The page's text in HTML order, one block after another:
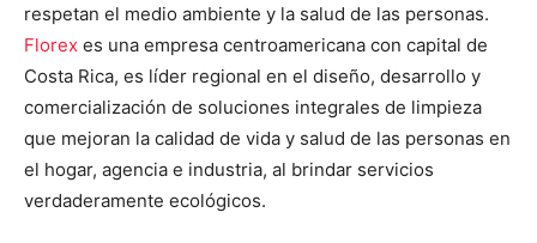
respetan el medio ambiente y la salud de las personas.
Florex es una empresa centroamericana con capital de
Costa Rica, es líder regional en el diseño, desarrollo y
comercialización de soluciones integrales de limpieza
que mejoran la calidad de vida y salud de las personas en
el hogar, agencia e industria, al brindar servicios
verdaderamente ecológicos.